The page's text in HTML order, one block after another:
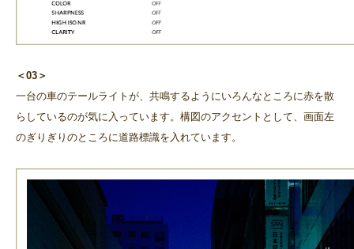
＜03＞
一台の車のテールライトが、共鳴するようにいろんなところに赤を散
らしているのが気に入っています。構図のアクセントとして、画面左
のぎりぎりのところに道路標識を入れています。